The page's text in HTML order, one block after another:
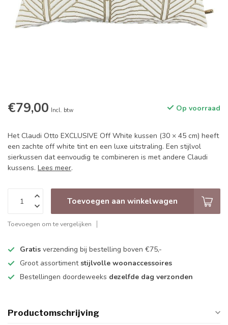
€79,00 Incl. btw Op voorraad
Het Claudi Otto EXCLUSIVE Off White kussen (30 × 45 cm) heeft
een zachte off white tint en een luxe uitstraling. Een stijlvol
sierkussen dat eenvoudig te combineren is met andere Claudi
kussens. Lees meer.
Toevoegen aan winkelwagen
Toevoegen om te vergelijken
Gratis verzending bij bestelling boven €75,-
Groot assortiment stijlvolle woonaccessoires
Bestellingen doordeweeks dezelfde dag verzonden
Productomschrijving